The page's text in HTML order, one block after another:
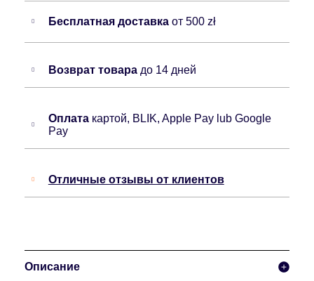
Бесплатная доставка от 500 zł
Возврат товара до 14 дней
Оплата картой, BLIK, Apple Pay lub Google
Pay
Отличные отзывы от клиентов
Описание